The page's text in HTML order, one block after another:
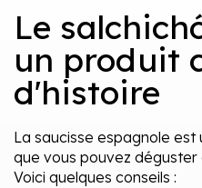
Le
un produit
d'histoire
La saucisse espagnole
que vous pouvez
Voici quelques conseils :